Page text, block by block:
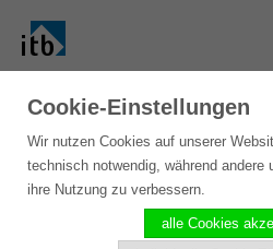
Cookie-Einstellungen
Wir nutzen Cookies auf unserer
technisch notwendig, während andere
ihre Nutzung zu verbessern.
alle Cookies